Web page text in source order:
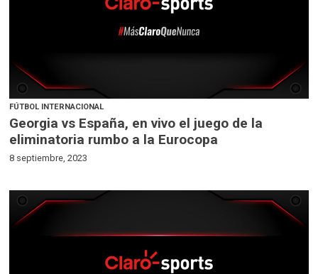
FÚTBOL INTERNACIONAL
Georgia vs España, en vivo el juego de la
eliminatoria rumbo a la Eurocopa
8 septiembre, 2023